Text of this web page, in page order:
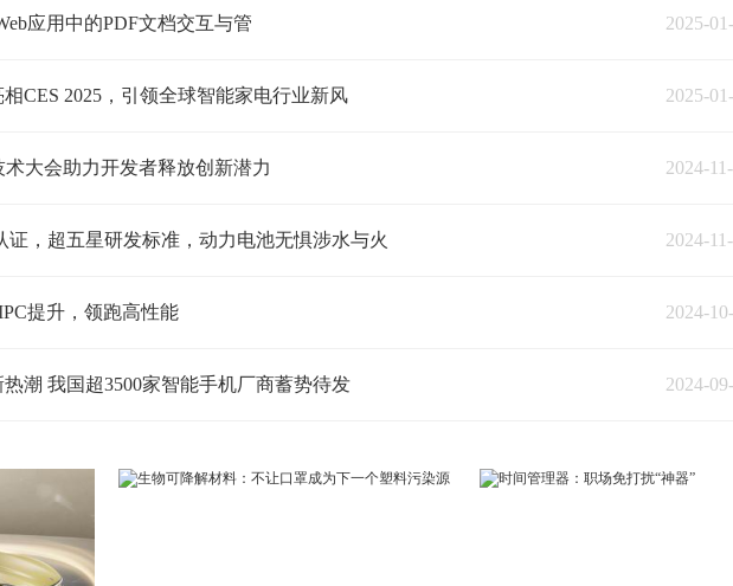
2025-
应用中的PDF文档交互与管
2025-
CES 2025，引领全球智能家电行业新风
2024-
大会助力开发者释放创新潜力
2024-
证，超五星研发标准，动力电池无惧涉水与火
2024-
提升，领跑高性能
2024-
潮 我国超3500家智能手机厂商蓄势待发